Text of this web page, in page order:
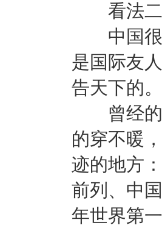
看法二
中国很
是国际友
告天下的。
曾经的
的穿不暖
迹的地方
前列、中
年世界第